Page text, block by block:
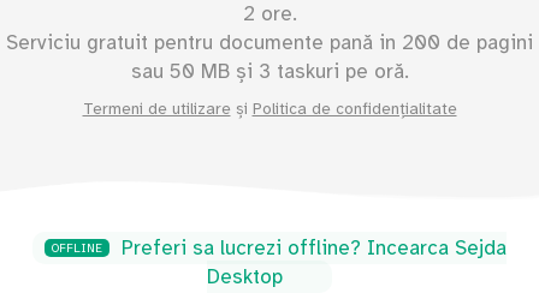
2 ore.
Serviciu gratuit pentru documente pană in 200 de pagini
sau 50 MB și 3 taskuri pe oră.
Termeni de utilizare și Politica de confidențialitate
OFFLINE
Preferi sa lucrezi offline? Incearca Sejda
Desktop